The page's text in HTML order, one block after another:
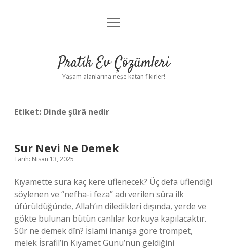
Anasayfa
Yasal Uyarı
menüyü
Pratik Ev Çözümleri
Yaşam alanlarına neşe katan fikirler!
Etiket: Dinde şûrâ nedir
Sur Nevi Ne Demek
Tarih: Nisan 13, 2025
Kıyamette sura kaç kere üflenecek? Üç defa üflendiği
söylenen ve “nefha-i feza” adı verilen sûra ilk
üfürüldüğünde, Allah’ın diledikleri dışında, yerde ve
gökte bulunan bütün canlılar korkuya kapılacaktır.
Sûr ne demek dîn? İslami inanışa göre trompet,
melek İsrafil’in Kıyamet Günü’nün geldiğini